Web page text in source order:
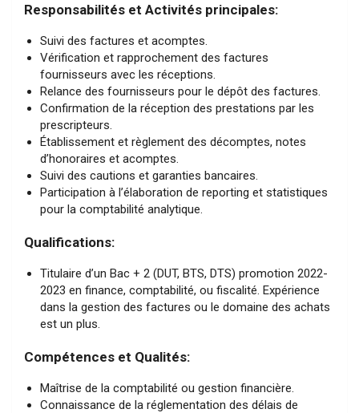
Responsabilités et Activités principales:
Suivi des factures et acomptes.
Vérification et rapprochement des factures
fournisseurs avec les réceptions.
Relance des fournisseurs pour le dépôt des factures.
Confirmation de la réception des prestations par les
prescripteurs.
Établissement et règlement des décomptes, notes
d’honoraires et acomptes.
Suivi des cautions et garanties bancaires.
Participation à l’élaboration de reporting et statistiques
pour la comptabilité analytique.
Qualifications:
Titulaire d’un Bac + 2 (DUT, BTS, DTS) promotion 2022-
2023 en finance, comptabilité, ou fiscalité. Expérience
dans la gestion des factures ou le domaine des achats
est un plus.
Compétences et Qualités:
Maîtrise de la comptabilité ou gestion financière.
Connaissance de la réglementation des délais de